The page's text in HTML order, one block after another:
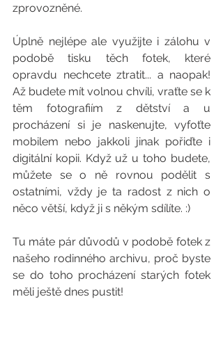
zprovozněné.
Úplně nejlépe ale využijte i zálohu v
podobě tisku těch fotek, které
opravdu nechcete ztratit... a naopak!
Až budete mít volnou chvíli, vraťte se k
těm fotografiím z dětství a u
procházení si je naskenujte, vyfoťte
mobilem nebo jakkoli jinak pořiďte i
digitální kopii. Když už u toho budete,
můžete se o ně rovnou podělit s
ostatními, vždy je ta radost z nich o
něco větší, když ji s někým sdílíte. :)
Tu máte pár důvodů v podobě fotek z
našeho rodinného archivu, proč byste
se do toho procházení starých fotek
měli ještě dnes pustit!